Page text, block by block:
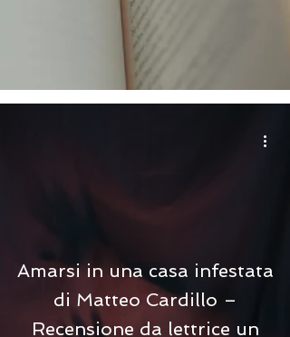
Amarsi in una casa infestata
di Matteo Cardillo –
Recensione da lettrice un